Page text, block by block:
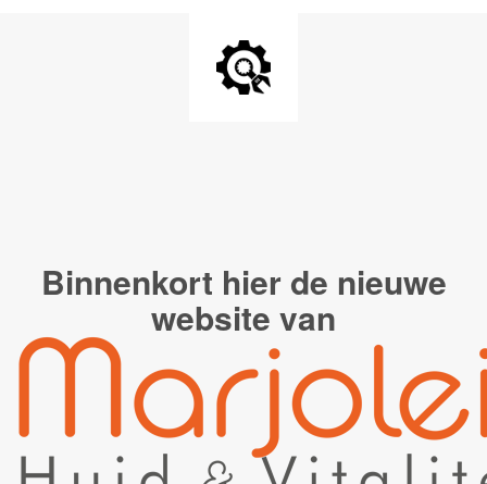
Binnenkort hier de nieuwe
website van